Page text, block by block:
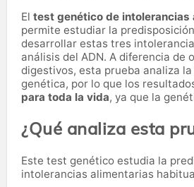
El test genético de intolerancias
permite estudiar la
desarrollar estas tres
análisis del ADN. A diferencia de
digestivos, esta prueba analiza
genética, por lo que los
para toda la vida, ya que la
¿Qué analiza esta
Este test genético estudia la
intolerancias alimentarias